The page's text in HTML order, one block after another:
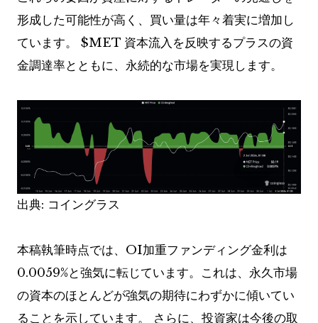
形成した可能性が高く、買い量は年々着実に増加し
ています。 $MET 資本流入を反映するプラスの資
金調達率とともに、永続的な市場を実現します。
出典: コイングラス
本稿執筆時点では、OI加重ファンディング金利は
0.0059%と強気に転じています。これは、永久市場
の資本のほとんどが強気の期待にわずかに傾いてい
ることを示しています。 さらに、投資家は今後の取